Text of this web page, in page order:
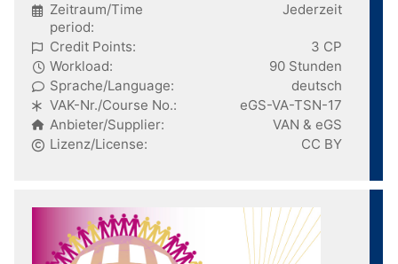
Zeitraum/Time
period:
Jederzeit
Credit Points:
3 CP
Workload:
90 Stunden
Sprache/Language:
deutsch
VAK-Nr./Course No.:
eGS-VA-TSN-17
Anbieter/Supplier:
VAN & eGS
Lizenz/License:
CC BY